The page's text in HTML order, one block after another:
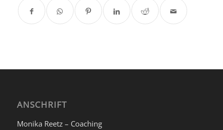
ANSCHRIFT
Monika Reetz – Coaching